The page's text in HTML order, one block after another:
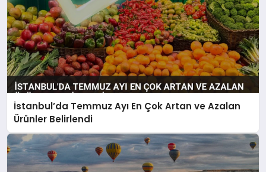
İstanbul’da Temmuz Ayı En Çok Artan ve Azalan
Ürünler Belirlendi